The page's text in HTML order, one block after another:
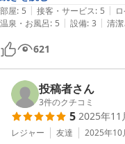
2026-05-09
トロン温泉のお湯は夕と翌
朝は脱衣場を温めてくださ
お部屋にもユニットバスあ
食事も豪華で大変美味しく
ひとり一杯のカニやその場
が特に絶品でした。
食事写真の左上のフタが閉
もありました
部屋: 5 | 接客・サービス: 5 |
温泉・お風呂: 5 | 設備: 3 | 清潔
621
投稿者さん
3件のクチコミ
5 2025年11
レジャー 友達 2025年10